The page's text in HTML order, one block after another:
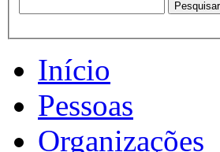
Início
Pessoas
Organizações